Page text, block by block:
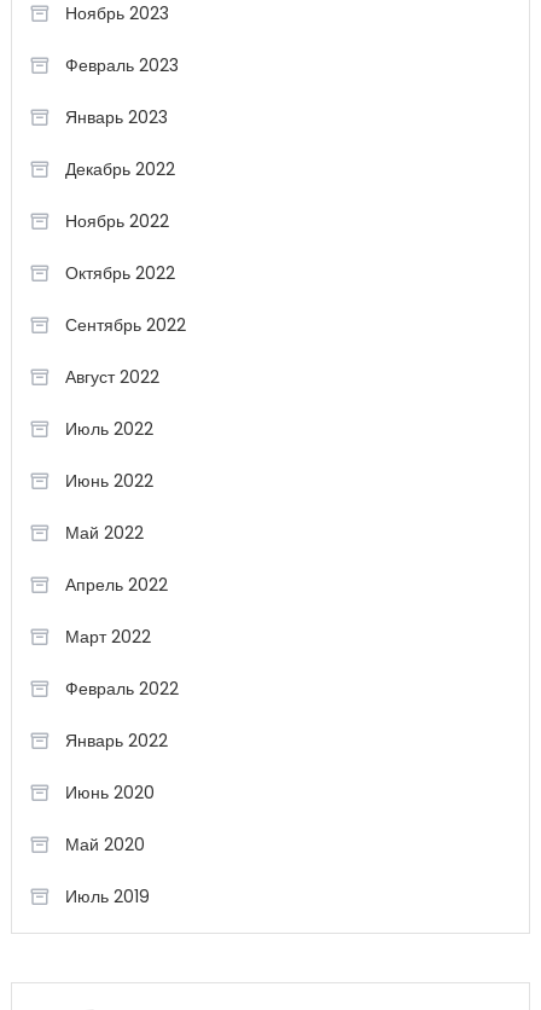
Ноябрь 2023
Февраль 2023
Январь 2023
Декабрь 2022
Ноябрь 2022
Октябрь 2022
Сентябрь 2022
Август 2022
Июль 2022
Июнь 2022
Май 2022
Апрель 2022
Март 2022
Февраль 2022
Январь 2022
Июнь 2020
Май 2020
Июль 2019